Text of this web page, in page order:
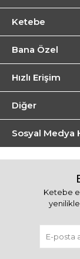
Ketebe
Bana Özel
Hızlı Erişim
Diğer
Sosyal Medya
Ketebe